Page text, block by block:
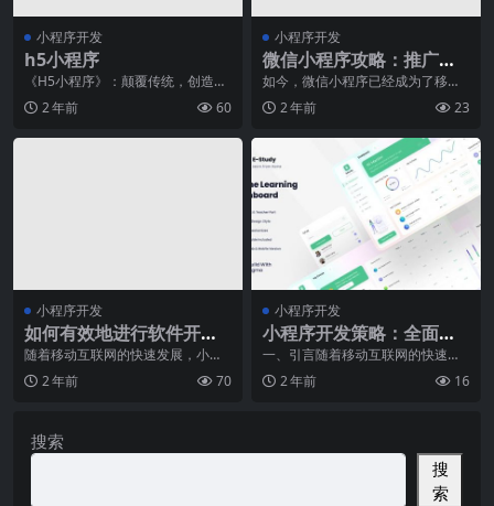
小程序开发
h5小程序
《H5小程序》：颠覆传统，创造无
限可能随着移动互联网时代的发
展，人们对于手机应用
2 年前 60
小程序开发
微信小程序攻略：推广小
程序的实战策略
如今，微信小程序已经成为了移动
互联网领域的明星产品之一，吸引
了越来越多的用户和开
2 年前 23
小程序开发
如何有效地进行软件开发
小程序？
随着移动互联网的快速发展，小程
序成为了各大企业必备的营销工具
之一。作为一种新的应
2 年前 70
小程序开发
小程序开发策略：全面解
决方略与实践案例
一、引言随着移动互联网的快速发
展，小程序作为一种新型的应用形
态，已经成为了众多企
2 年前 16
搜索
搜
索